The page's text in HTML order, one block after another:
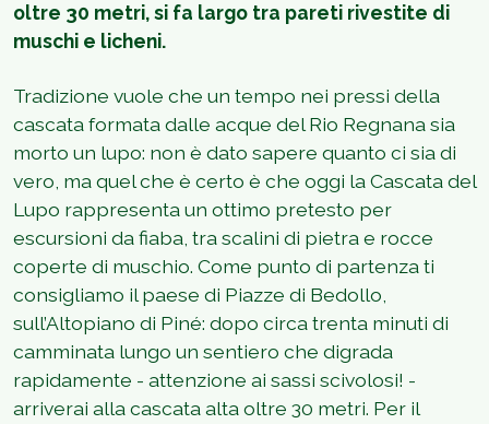
oltre 30 metri, si fa largo tra pareti rivestite di
muschi e licheni.
Tradizione vuole che un tempo nei pressi della
cascata formata dalle acque del Rio Regnana sia
morto un lupo: non è dato sapere quanto ci sia di
vero, ma quel che è certo è che oggi la Cascata del
Lupo rappresenta un ottimo pretesto per
escursioni da fiaba, tra scalini di pietra e rocce
coperte di muschio. Come punto di partenza ti
consigliamo il paese di Piazze di Bedollo,
sull’Altopiano di Piné: dopo circa trenta minuti di
camminata lungo un sentiero che digrada
rapidamente - attenzione ai sassi scivolosi! -
arriverai alla cascata alta oltre 30 metri. Per il